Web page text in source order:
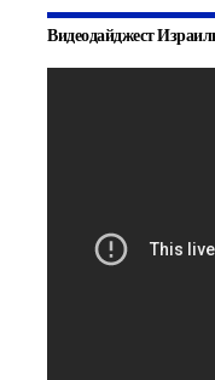
Видеодайджест